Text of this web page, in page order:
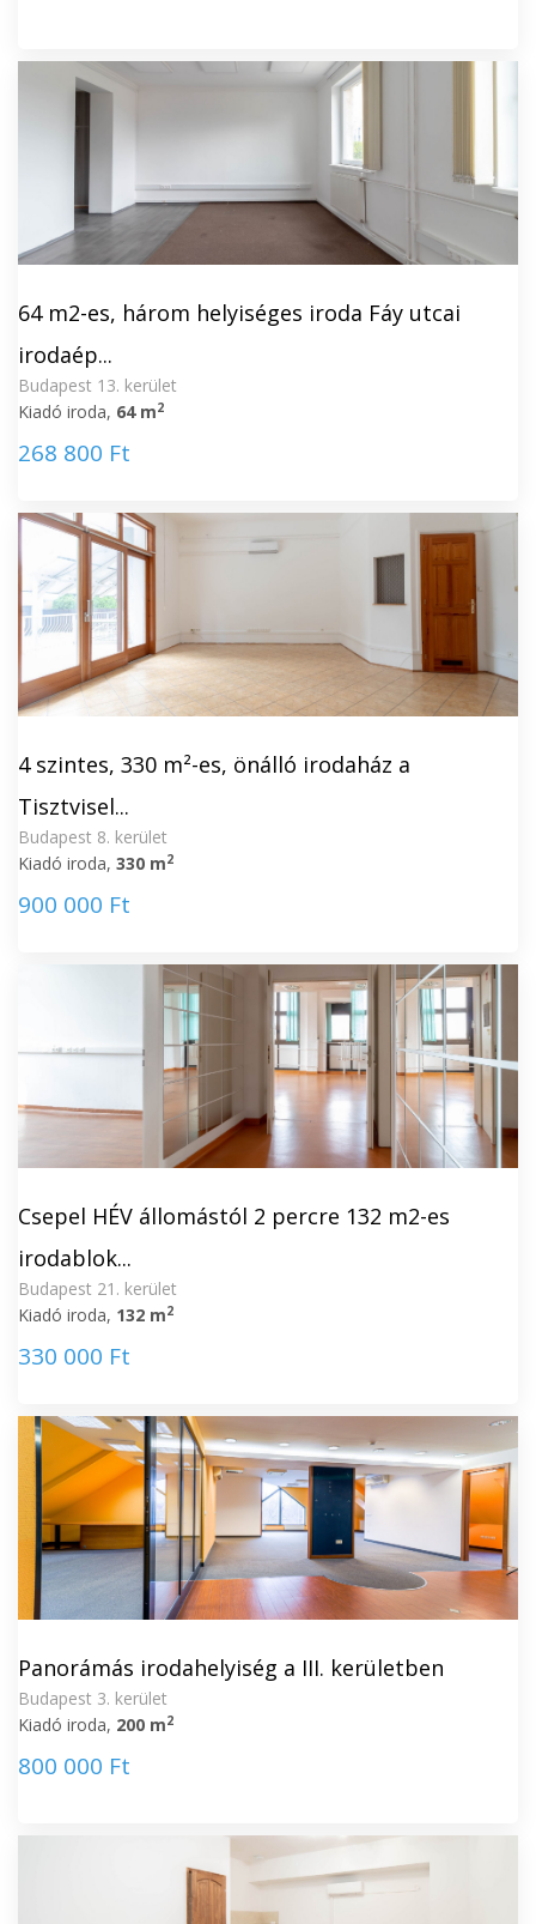
64 m2-es, három helyiséges iroda Fáy utcai
irodaép...
Budapest 13. kerület
Kiadó iroda, 64 m2
268 800 Ft
4 szintes, 330 m²-es, önálló irodaház a
Tisztvisel...
Budapest 8. kerület
Kiadó iroda, 330 m2
900 000 Ft
Csepel HÉV állomástól 2 percre 132 m2-es
irodablok...
Budapest 21. kerület
Kiadó iroda, 132 m2
330 000 Ft
Panorámás irodahelyiség a III. kerületben
Budapest 3. kerület
Kiadó iroda, 200 m2
800 000 Ft